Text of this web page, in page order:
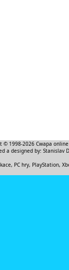
© 1998-2026 Cwapa
a designed by: Stanislav
, PC hry, PlayStation,